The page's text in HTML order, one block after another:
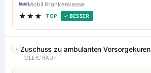
Mobil Krankenkasse
★★★ TOP ✓ BESSER
Zuschuss zu ambulanten Vorsorgekuren
GLEICHAUF